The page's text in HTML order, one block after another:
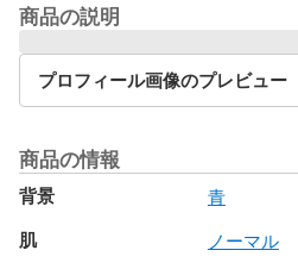
商品の説明
プロフィール画像のプレビュー
商品の情報
背景 青
肌 ノーマル